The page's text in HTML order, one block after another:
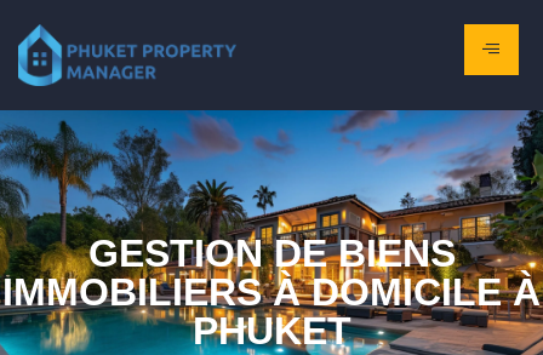
GESTION DE BIENS
IMMOBILIERS À DOMICILE À
PHUKET